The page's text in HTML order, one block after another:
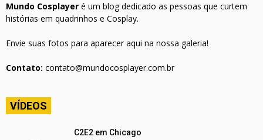
Mundo Cosplayer é um blog dedicado as pessoas que curtem
histórias em quadrinhos e Cosplay.
Envie suas fotos para aparecer aqui na nossa galeria!
Contato: contato@mundocosplayer.com.br
VÍDEOS
C2E2 em Chicago